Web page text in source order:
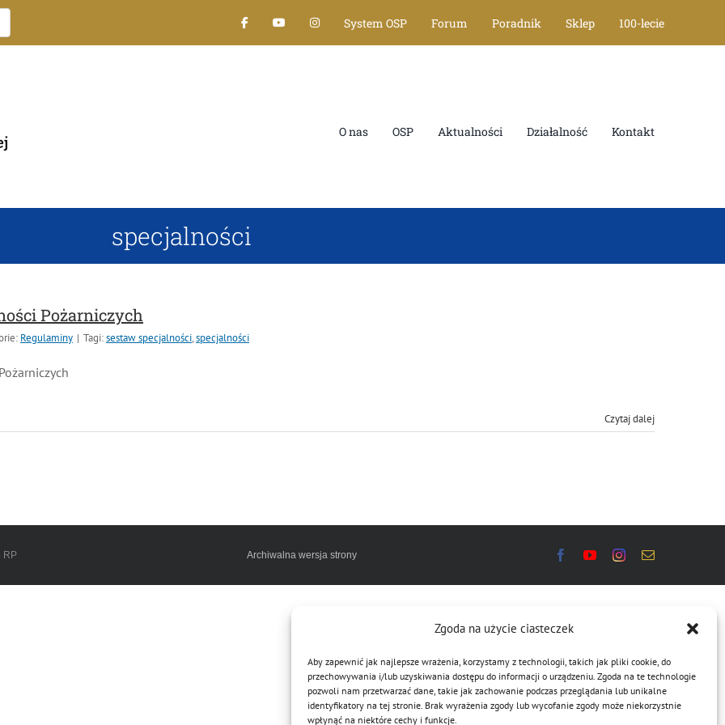
Zgoda na użycie ciasteczek
Aby zapewnić jak najlepsze wrażenia, korzystamy z technologii, takich jak pliki cookie, do
przechowywania i/lub uzyskiwania dostępu do informacji o urządzeniu. Zgoda na te technologie
pozwoli nam przetwarzać dane, takie jak zachowanie podczas przeglądania lub unikalne
identyfikatory na tej stronie. Brak wyrażenia zgody lub wycofanie zgody może niekorzystnie
wpłynąć na niektóre cechy i funkcje.
System OSP Forum Poradnik Sklep 100-lecie
O nas OSP Aktualności Działalność Kontakt
specjalności
Pożarniczych
Regulaminy | Tagi:sestaw specjalności,specjalności
Czytaj dalej
RP Archiwalna wersja strony